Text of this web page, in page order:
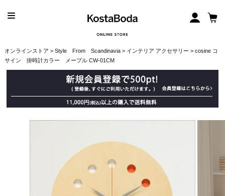
オンラインストア > Style From Scandinavia> インテリア アクセサリー > cosine コ
サイン 掛時計カラー メープル CW-01CM